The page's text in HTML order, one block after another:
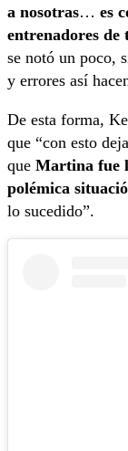
a nosotras… es
entrenadores de
se notó un poco,
y errores así
De esta forma,
que “con esto
que Martina fue
polémica
lo sucedido”.